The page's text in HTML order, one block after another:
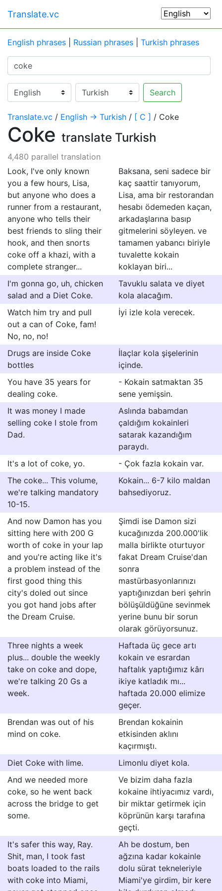
Translate.vc
English phrases Russian phrases Turkish phrases
Search
Translate.vc / English → Turkish / [ C ] / Coke
Coke translate Turkish
4,480 parallel translation
Look, I've only known
you a few hours, Lisa,
but anyone who does a
runner from a restaurant,
anyone who tells their
best friends to sling their
hook, and then snorts
coke off a khazi, with a
complete stranger...
Baksana, seni sadece bir
kaç saattir tanıyorum,
Lisa, ama bir restorandan
hesabı ödemeden kaçan,
arkadaşlarına basıp
gitmelerini söyleyen. ve
tamamen yabancı biriyle
tuvalette kokain
koklayan biri...
I'm gonna go, uh, chicken
salad and a Diet Coke.
Tavuklu salata ve diyet
kola alacağım.
Watch him try and pull
out a can of Coke, fam!
No, no, no!
İyi izle kola verecek.
Drugs are inside Coke
bottles
İlaçlar kola şişelerinin
içinde.
You have 35 years for
dealing coke.
- Kokain satmaktan 35
sene yemişsin.
It was money I made
selling coke I stole from
Dad.
Aslında babamdan
çaldığım kokainleri
satarak kazandığım
paraydı.
It's a lot of coke, yo.
- Çok fazla kokain var.
The coke... This volume,
we're talking mandatory
10-15.
Kokain... 6-7 kilo maldan
bahsediyoruz.
And now Damon has you
sitting here with 200 G
worth of coke in your lap
and you're acting like it's
a problem instead of the
first good thing this
city's doled out since
you got hand jobs after
the Dream Cruise.
Şimdi ise Damon sizi
kucağınızda 200.000'lik
malla birlikte oturtuyor
fakat Dream Cruise'dan
sonra
mastürbasyonlarınızı
yaptığınızdan beri şehrin
bölüşüldüğüne sevinmek
yerine bunu bir sorun
olarak görüyorsunuz.
Three nights a week
plus... double the weekly
take on coke and dope,
we're talking 20 Gs a
week.
Haftada üç gece artı
kokain ve esrardan
haftalık yaptığımız kârı
ikiye katladık mı...
haftada 20.000 elimize
geçer.
Brendan was out of his
mind on coke.
Brendan kokainin
etkisinden aklını
kaçırmıştı.
Diet Coke with lime.
Limonlu diyet kola.
And we needed more
coke, so he went back
across the bridge to get
some.
Ve bizim daha fazla
kokaine ihtiyacımız vardı,
bir miktar getirmek için
köprünün karşı tarafına
geçti.
It's safer this way, Ray.
Shit, man, I took fast
boats loaded to the rails
with coke into Miami,
Ah be dostum, ben
ağzına kadar kokainle
dolu sürat tekneleriyle
Miami'ye girdim, bir kere